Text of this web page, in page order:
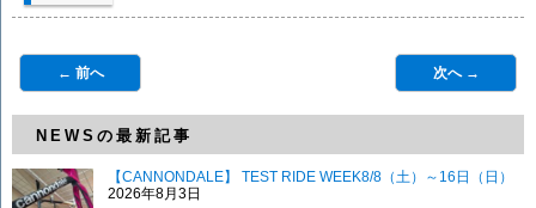
← 前へ 次へ →
NEWSの最新記事
【CANNONDALE】 TEST RIDE WEEK8/8（土）～16日（日）
2026年8月3日